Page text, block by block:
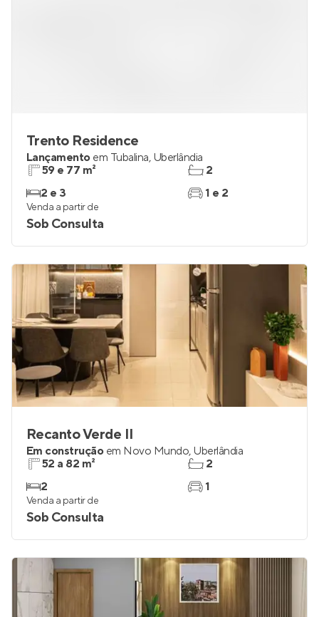
Trento Residence
Lançamento em Tubalina, Uberlândia
59 e 77 m²
2 e 3
2
1 e 2
Venda a partir de
Sob Consulta
Recanto Verde II
Em construção em Novo Mundo, Uberlândia
52 a 82 m²
2
2
1
Venda a partir de
Sob Consulta